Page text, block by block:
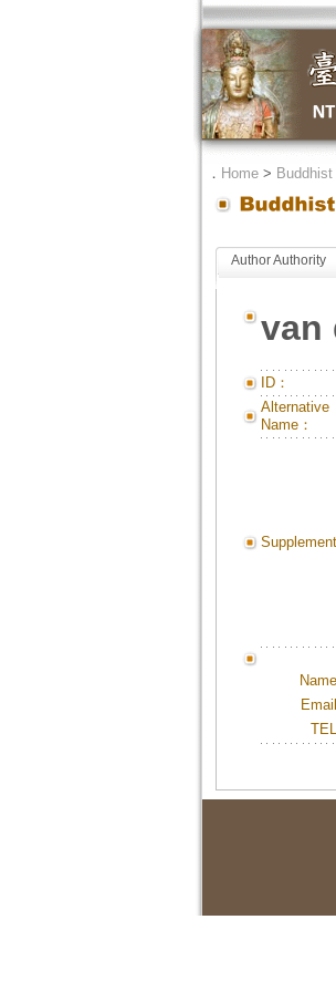
． Home>
Author Authority
van
ID：
Alternative
Name：
Supplement
TEL